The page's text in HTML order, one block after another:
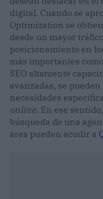
digital. Cuando se
Optimization se
desde un mayor
posicionamiento en
más importantes
SEO altamente
avanzadas, se
necesidades
online. En ese
búsqueda de una
área pueden acudir a